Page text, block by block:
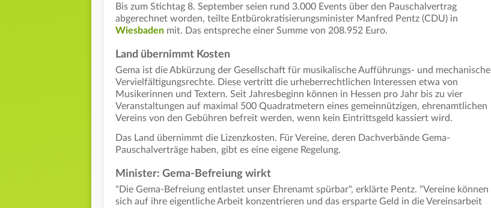
Bis zum Stichtag 8. September seien rund 3.000 Events über den Pauschalvertrag
abgerechnet worden, teilte Entbürokratisierungsminister Manfred Pentz (CDU) in
Wiesbaden mit. Das entspreche einer Summe von 208.952 Euro.
Land übernimmt Kosten
Gema ist die Abkürzung der Gesellschaft für musikalische Aufführungs- und mechanische
Vervielfältigungsrechte. Diese vertritt die urheberrechtlichen Interessen etwa von
Musikerinnen und Textern. Seit Jahresbeginn können in Hessen pro Jahr bis zu vier
Veranstaltungen auf maximal 500 Quadratmetern eines gemeinnützigen, ehrenamtlichen
Vereins von den Gebühren befreit werden, wenn kein Eintrittsgeld kassiert wird.
Das Land übernimmt die Lizenzkosten. Für Vereine, deren Dachverbände Gema-
Pauschalverträge haben, gibt es eine eigene Regelung.
Minister: Gema-Befreiung wirkt
"Die Gema-Befreiung entlastet unser Ehrenamt spürbar", erklärte Pentz. "Vereine können
sich auf ihre eigentliche Arbeit konzentrieren und das ersparte Geld in die Vereinsarbeit